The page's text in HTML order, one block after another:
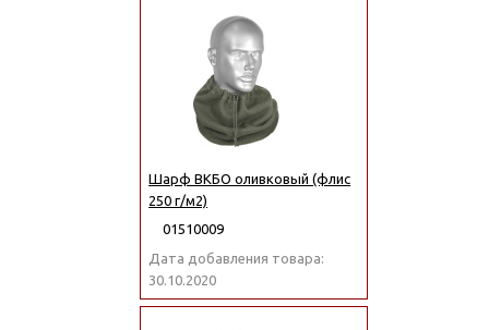
Шарф ВКБО оливковый (флис
250 г/м2)
01510009
Дата добавления товара:
30.10.2020